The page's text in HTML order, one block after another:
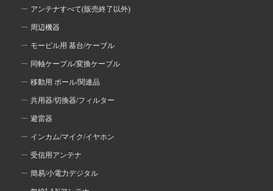
アンテナすべて(販売終了以外)
周辺機器
モービル用 基台/ケーブル
同軸ケーブル/変換ケーブル
移動用 ポール/関連品
共用器/切換器/フィルター
避雷器
インカム/マイク/イヤホン
受信用アンテナ
簡易/小電力デジタル